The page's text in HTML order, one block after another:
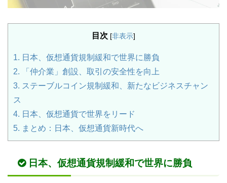
目次 [非表示]
1. 日本、仮想通貨規制緩和で世界に勝負
2. 「仲介業」創設、取引の安全性を向上
3. ステーブルコイン規制緩和、新たなビジネスチャン
ス
4. 日本、仮想通貨で世界をリード
5. まとめ：日本、仮想通貨新時代へ
日本、仮想通貨規制緩和で世界に勝負